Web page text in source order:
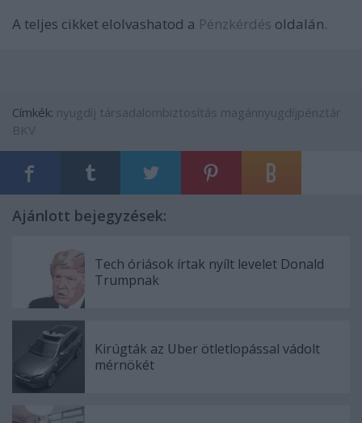
A teljes cikket elolvashatod a Pénzkérdés oldalán.
Címkék: nyugdíj társadalombiztosítás magánnyugdíjpénztár
BKV
Ajánlott bejegyzések:
Tech óriások írtak nyílt levelet Donald
Trumpnak
Kirúgták az Uber ötletlopással vádolt
mérnökét